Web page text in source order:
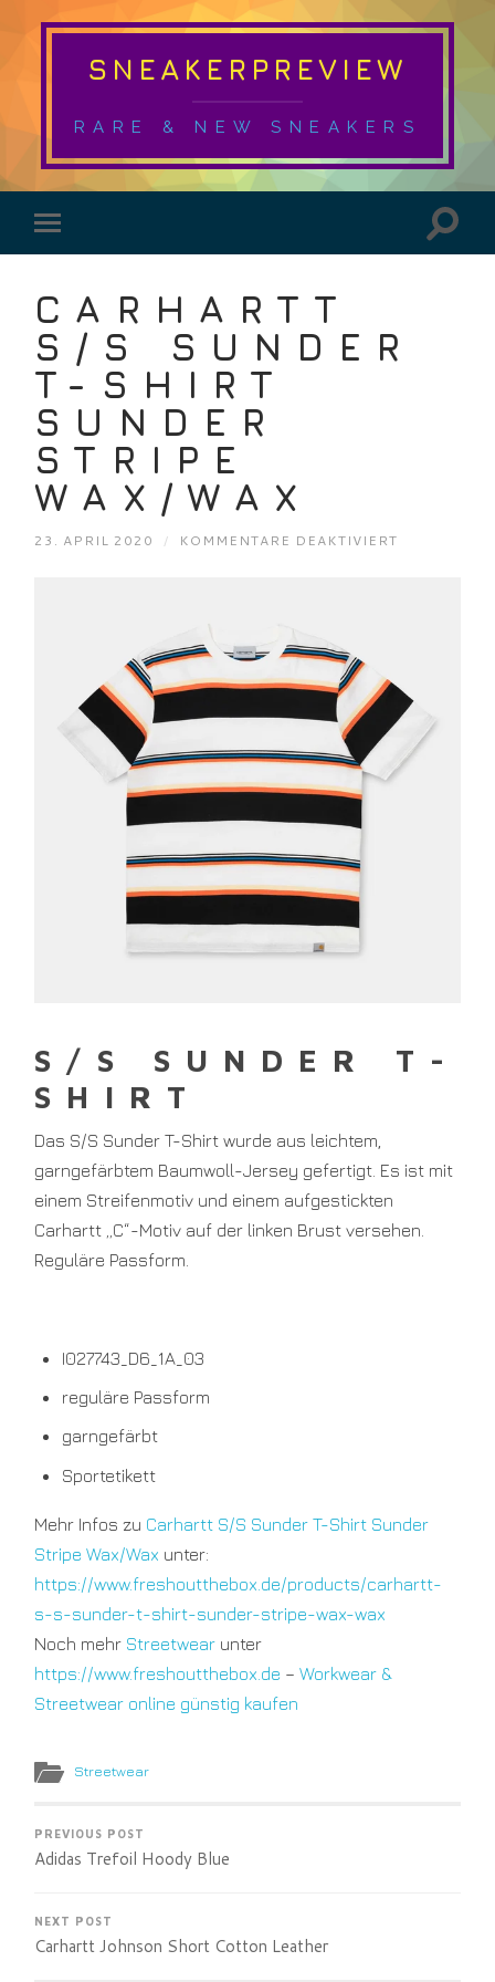
SNEAKERPREVIEW
RARE & NEW SNEAKERS
CARHARTT
S/S SUNDER
T-SHIRT
SUNDER
STRIPE
WAX/WAX
23. APRIL 2020 / KOMMENTARE DEAKTIVIERT
WAX/WAX
S/S SUNDER T-
SHIRT
Das S/S Sunder T-Shirt wurde aus leichtem,
garngefärbtem Baumwoll-Jersey gefertigt. Es ist mit
einem Streifenmotiv und einem aufgestickten
Carhartt „C“-Motiv auf der linken Brust versehen.
Reguläre Passform.
I027743_D6_1A_03
reguläre Passform
garngefärbt
Sportetikett
Mehr Infos zu Carhartt S/S Sunder T-Shirt Sunder
Stripe Wax/Wax unter:
https://www.freshoutthebox.de/products/carhartt-
s-s-sunder-t-shirt-sunder-stripe-wax-wax
Noch mehr Streetwear unter
https://www.freshoutthebox.de –Workwear &
Streetwear online günstig kaufen
Streetwear
PREVIOUS POST
Adidas Trefoil Hoody Blue
NEXT POST
Carhartt Johnson Short Cotton Leather